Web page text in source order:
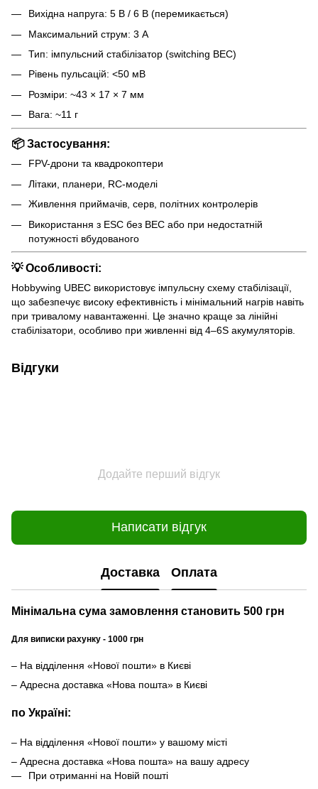
Вихідна напруга: 5 В / 6 В (перемикається)
Максимальний струм: 3 А
Тип: імпульсний стабілізатор (switching BEC)
Рівень пульсацій: <50 мВ
Розміри: ~43 × 17 × 7 мм
Вага: ~11 г
📦 Застосування:
FPV-дрони та квадрокоптери
Літаки, планери, RC-моделі
Живлення приймачів, серв, політних контролерів
Використання з ESC без BEC або при недостатній
потужності вбудованого
💡 Особливості:
Hobbywing UBEC використовує імпульсну схему стабілізації,
що забезпечує високу ефективність і мінімальний нагрів навіть
при тривалому навантаженні. Це значно краще за лінійні
стабілізатори, особливо при живленні від 4–6S акумуляторів.
Відгуки
Додайте перший відгук
Написати відгук
Доставка Оплата
Мінімальна сума замовлення становить 500 грн
Для виписки рахунку - 1000 грн
– На відділення «Нової пошти» в Києві
– Адресна доставка «Нова пошта» в Києві
по Україні:
– На відділення «Нової пошти» у вашому місті
– Адресна доставка «Нова пошта» на вашу адресу
При отриманні на Новій пошті